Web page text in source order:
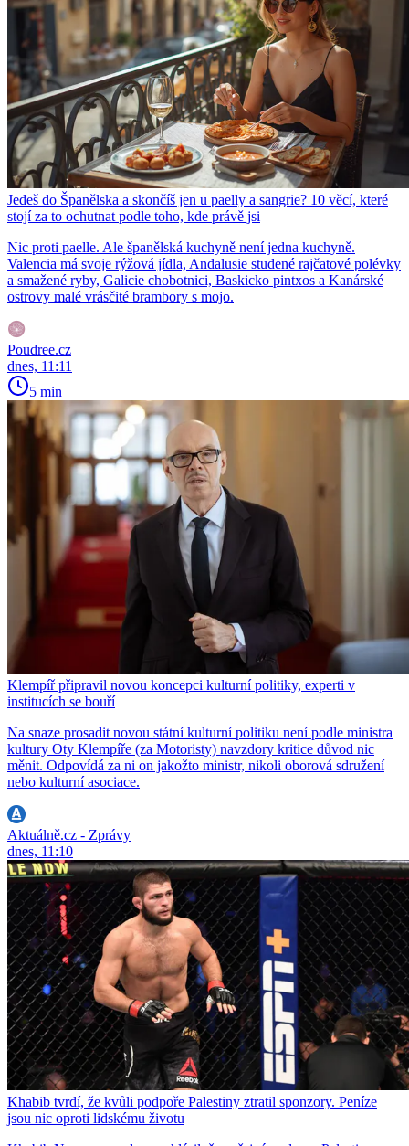
Jedeš do Španělska a skončíš jen u paelly a sangrie? 10 věcí, které
stojí za to ochutnat podle toho, kde právě jsi
Nic proti paelle. Ale španělská kuchyně není jedna kuchyně.
Valencia má svoje rýžová jídla, Andalusie studené rajčatové polévky
a smažené ryby, Galicie chobotnici, Baskicko pintxos a Kanárské
ostrovy malé vrásčité brambory s mojo.
Poudree.cz
dnes, 11:11
5 min
Klempíř připravil novou koncepci kulturní politiky, experti v
institucích se bouří
Na snaze prosadit novou státní kulturní politiku není podle ministra
kultury Oty Klempíře (za Motoristy) navzdory kritice důvod nic
měnit. Odpovídá za ni on jakožto ministr, nikoli oborová sdružení
nebo kulturní asociace.
Aktuálně.cz - Zprávy
dnes, 11:10
Khabib tvrdí, že kvůli podpoře Palestiny ztratil sponzory. Peníze
jsou nic oproti lidskému životu